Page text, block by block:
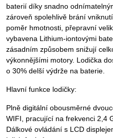
baterií díky snadno
zároveň spolehlivě brání
poměr hmotnosti, přepravní
vybavena Lithium-iontovými
zásadním způsobem snižují
výkonnějšími motory. Lodička
o 30% delší výdrže na baterie.
Hlavní funkce lodičky:
Plně digitální obousměrné
WIFI, pracující na frekvenci 2,4
Dálkové ovládání s LCD